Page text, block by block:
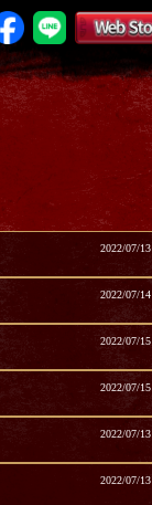
2022/07/13
2022/07/14
2022/07/15
2022/07/15
2022/07/13
2022/07/13